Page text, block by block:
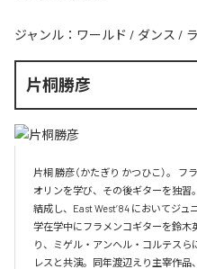
ジャンル： ワールド / ダンス /
片桐勝彦
片桐 勝彦（かたぎり かつひこ）。
オリンを学び、その後ギターを独習
結成し、East West’84 においてジ
学在学中にフラメンコギターを鈴木
り、ミゲル・アンヘル・コルテス
レスと共演。同年渡辺えり主宰作品